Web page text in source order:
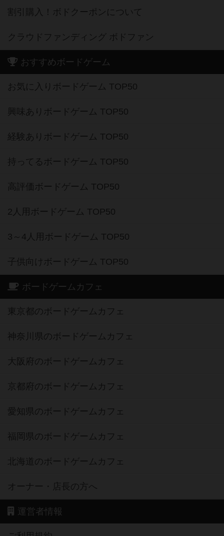
割引購入！ボドクーポンについて
クラウドファンディング ボドファン
おすすめボードゲーム
お気に入りボードゲーム TOP50
興味ありボードゲーム TOP50
経験ありボードゲーム TOP50
持ってるボードゲーム TOP50
高評価ボードゲーム TOP50
2人用ボードゲーム TOP50
3～4人用ボードゲーム TOP50
子供向けボードゲーム TOP50
ボードゲームカフェ
東京都のボードゲームカフェ
神奈川県のボードゲームカフェ
大阪府のボードゲームカフェ
京都府のボードゲームカフェ
愛知県のボードゲームカフェ
福岡県のボードゲームカフェ
北海道のボードゲームカフェ
オーナー・店長の方へ
運営者情報